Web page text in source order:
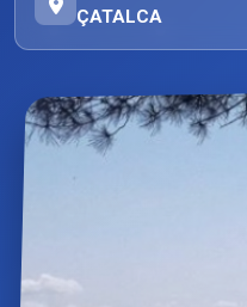
ÇATALCA